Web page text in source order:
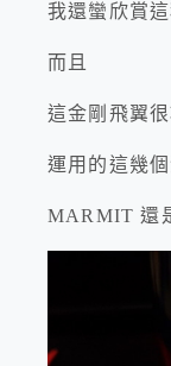
我還蠻欣賞
而且
這金剛飛翼
運用的這幾
MARMIT 還